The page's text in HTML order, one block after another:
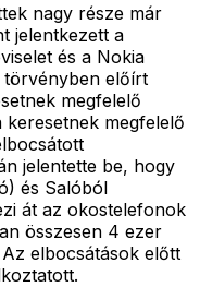
nagy része már
jelentkezett a
és a Nokia
törvényben előírt
megfelelő
keresetnek megfelelő
jelentette be, hogy
és Salóból
át az okostelefonok
összesen 4 ezer
elbocsátások előtt